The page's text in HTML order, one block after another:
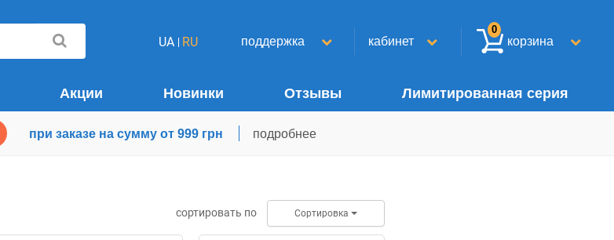
UA RU поддержка кабинет корзина
0
Акции Новинки Отзывы Лимитированная серия
при заказе на сумму от 999 грн подробнее
сортировать по Сортировка